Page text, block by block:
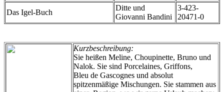
Das Igel-Buch
Ditte und
Giovanni Bandini
3-423-
20471-0
Kurzbeschreibung:
Sie heißen Meline, Choupinette, Bruno und
Nalok. Sie sind Porcelaines, Griffons,
Bleu de Gascognes und absolut
spitzenmäßige Mischungen. Sie stammen aus